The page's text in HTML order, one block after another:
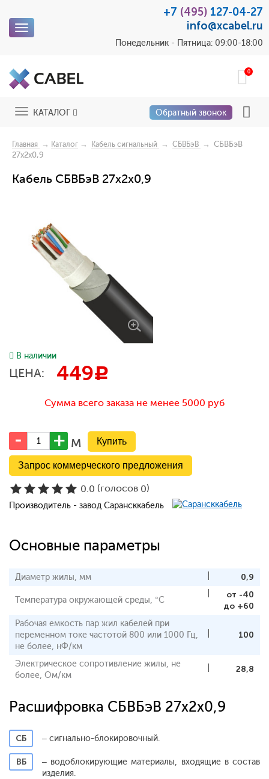
Toggle
+7 (495) 127-04-27
info@xcabel.ru
Понедельник - Пятница: 09:00-18:00
0
ToggleКАТАЛОГ Обратный звонок
Главная → Каталог → Кабель сигнальный → СБВБэВ → СБВБэВ
27x2x0,9
Кабель СБВБэВ 27x2x0,9
В наличии
ЦЕНА: 449c
Сумма всего заказа не менее 5000 руб
м
Запрос коммерческого предложения
0.0 (голосов 0)
Производитель - завод Сарансккабель
Основные параметры
Диаметр жилы, мм 0,9
Температура окружающей среды, °С
от -40
до +60
Рабочая емкость пар жил кабелей при
переменном токе частотой 800 или 1000 Гц,
не более, нФ/км
100
Электрическое сопротивление жилы, не
более, Ом/км
28,8
Расшифровка СБВБэВ 27x2x0,9
СБ – сигнально-блокировочный.
ВБ
– водоблокирующие материалы, входящие в состав
изделия.